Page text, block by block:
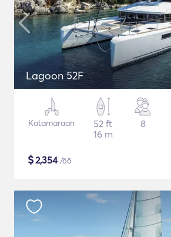
Lagoon 52F
Katamaraan
52 ft
16 m
8
$2,354/öö